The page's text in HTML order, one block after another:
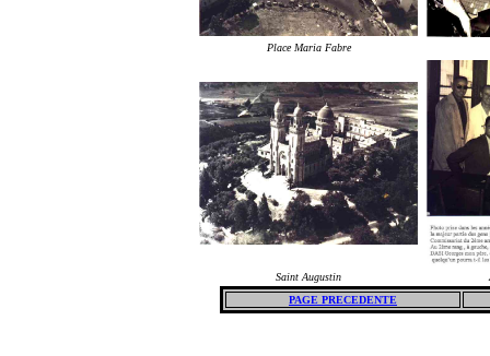
Place Maria Fabre
Saint Augustin
PAGE PRECEDENTE